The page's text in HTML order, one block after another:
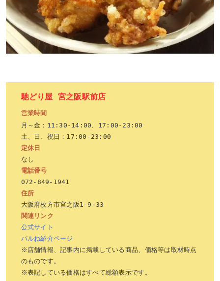
馳どり屋 宮之阪駅前店
営業時間
月～金：11:30-14:00、17:00-23:00
土、日、祝日：17:00-23:00
定休日
電話番号
住所
関連リンク
公式サイト
パルね紹介ページ
※店舗情報、記事内に掲載している商品、価格等は取材時点
のものです。
※表記している価格はすべて総額表示です。